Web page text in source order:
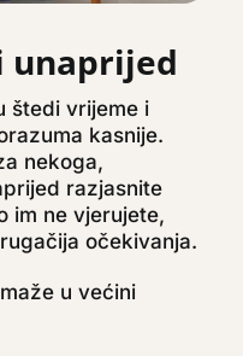
unaprijed
štedi vrijeme i
kasnije.
nekoga,
razjasnite
im ne vjerujete,
očekivanja.
u većini